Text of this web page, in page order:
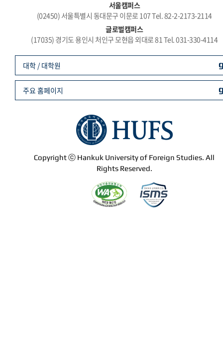
서울캠퍼스
(02450) 서울특별시 동대문구 이문로 107 Tel. 82-2-2173-2114
글로벌캠퍼스
(17035) 경기도 용인시 처인구 모현읍 외대로 81 Tel. 031-330-4114
Copyright ⓒ Hankuk University of Foreign Studies. All
Rights Reserved.
대학 / 대학원
주요 홈페이지